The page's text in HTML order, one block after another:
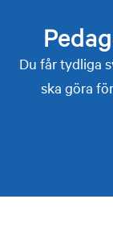
Du får tydliga
ska göra